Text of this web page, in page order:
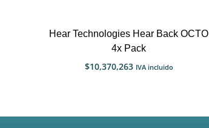
Hear Technologies Hear Back OCTO
4x Pack
$10,370,263 IVA incluido